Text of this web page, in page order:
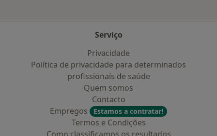
Serviço
Privacidade
Política de privacidade para determinados
profissionais de saúde
Quem somos
Contacto
Empregos
Estamos a contratar!
Termos e Condições